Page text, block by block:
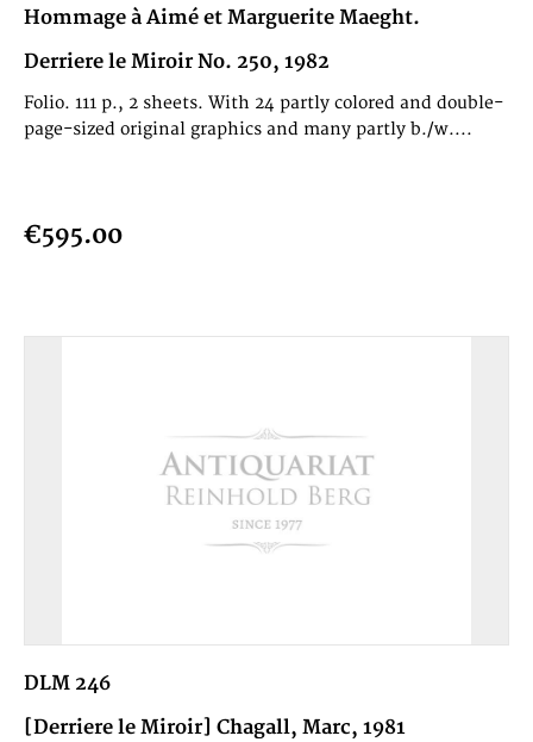
Hommage à Aimé et Marguerite Maeght.
Derriere le Miroir No. 250, 1982
Folio. 111 p., 2 sheets. With 24 partly colored and double-
page-sized original graphics and many partly b./w....
€595.00
DLM 246
[Derriere le Miroir] Chagall, Marc, 1981